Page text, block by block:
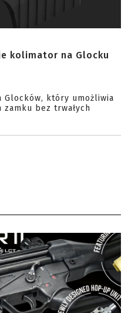
kolimator na Glocku
który umożliwia
bez trwałych